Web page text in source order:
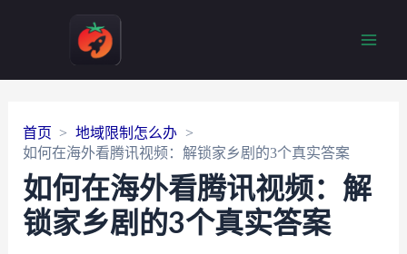
首页
地域限制怎么办
如何在海外看腾讯视频：解锁家乡剧的3个真实答案
如何在海外看腾讯视频：解
锁家乡剧的3个真实答案